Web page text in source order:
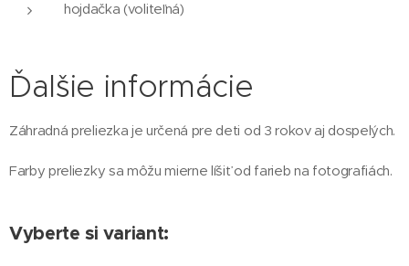
hojdačka (voliteľná)
Ďalšie informácie
Záhradná preliezka je určená pre deti od 3 rokov aj dospelých.
Farby preliezky sa môžu mierne líšiť od farieb na fotografiách.
Vyberte si variant: